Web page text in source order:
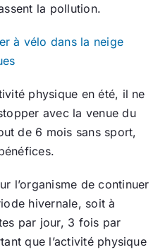
la pollution.
à vélo dans la neige
physique en été, il ne
avec la venue du
de 6 mois sans sport,
l’organisme de continuer
hivernale, soit à
par jour, 3 fois par
que l’activité physique